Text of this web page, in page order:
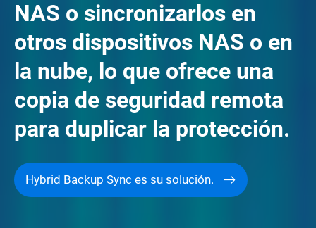
NAS o sincronizarlos en
otros dispositivos NAS o en
la nube, lo que ofrece una
copia de seguridad remota
para duplicar la protección.
Hybrid Backup Sync es su solución.